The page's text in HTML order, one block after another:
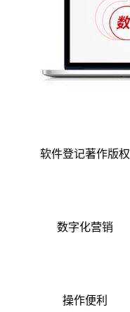
软件登记著作版权
数字化营销
操作便利